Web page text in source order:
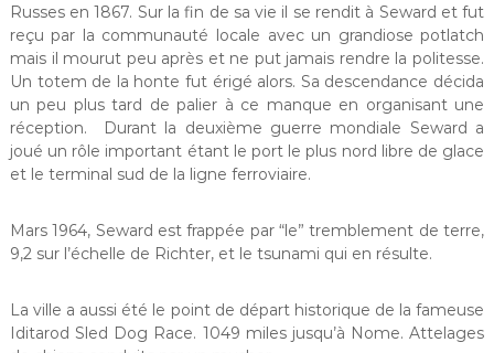
Russes en 1867. Sur la fin de sa vie il se rendit à Seward et fut
reçu par la communauté locale avec un grandiose potlatch
mais il mourut peu après et ne put jamais rendre la politesse.
Un totem de la honte fut érigé alors. Sa descendance décida
un peu plus tard de palier à ce manque en organisant une
réception. Durant la deuxième guerre mondiale Seward a
joué un rôle important étant le port le plus nord libre de glace
et le terminal sud de la ligne ferroviaire.
Mars 1964, Seward est frappée par “le” tremblement de terre,
9,2 sur l’échelle de Richter, et le tsunami qui en résulte.
La ville a aussi été le point de départ historique de la fameuse
Iditarod Sled Dog Race. 1049 miles jusqu’à Nome. Attelages